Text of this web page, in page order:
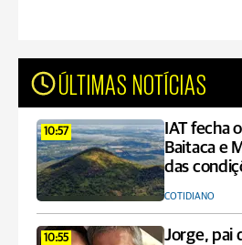
ÚLTIMAS NOTÍCIAS
10:57
IAT fecha
Baitaca e
das
COTIDIANO
10:55
Jorge, pai